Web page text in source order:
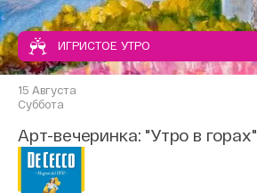
ИГРИСТОЕ УТРО
15 Августа
Суббота
Арт-вечеринка: "Утро в горах"